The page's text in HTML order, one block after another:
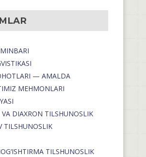
— AMALDA
MEHMONLARI
DIAXRON TILSHUNOSLIK
TILSHUNOSLIK
TILSHUNOSLIK